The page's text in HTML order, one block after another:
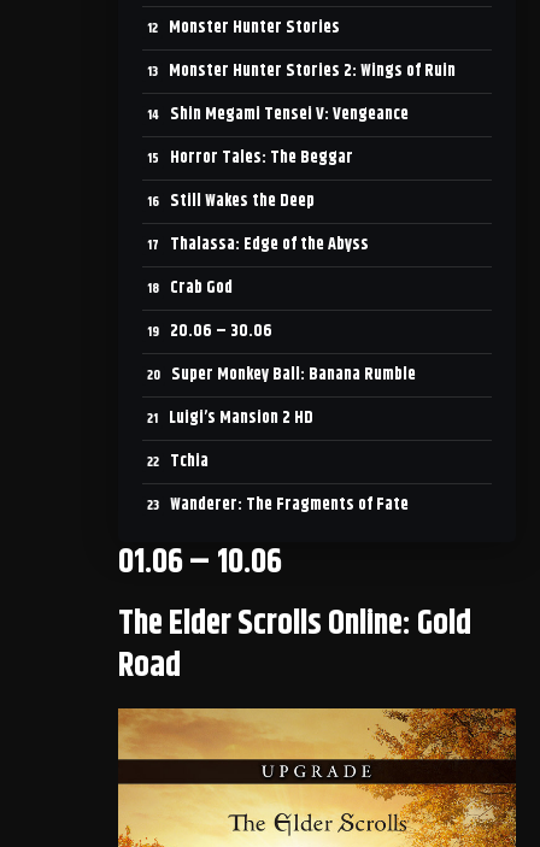
Monster Hunter Stories
Monster Hunter Stories 2: Wings of Ruin
Shin Megami Tensei V: Vengeance
Horror Tales: The Beggar
Still Wakes the Deep
Thalassa: Edge of the Abyss
Crab God
20.06 – 30.06
Super Monkey Ball: Banana Rumble
Luigi’s Mansion 2 HD
Tchia
Wanderer: The Fragments of Fate
01.06 – 10.06
The Elder Scrolls Online: Gold
Road